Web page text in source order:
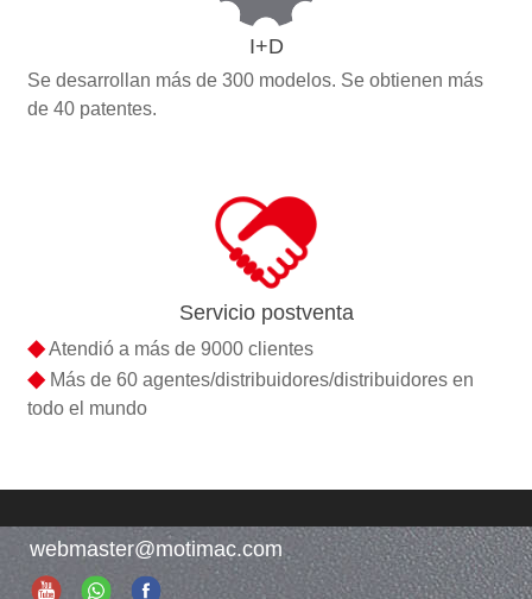
I+D
Se desarrollan más de 300 modelos. Se obtienen más
de 40 patentes.
Servicio postventa
◆Atendió a más de 9000 clientes
◆Más de 60 agentes/distribuidores/distribuidores en
todo el mundo
webmaster@motimac.com